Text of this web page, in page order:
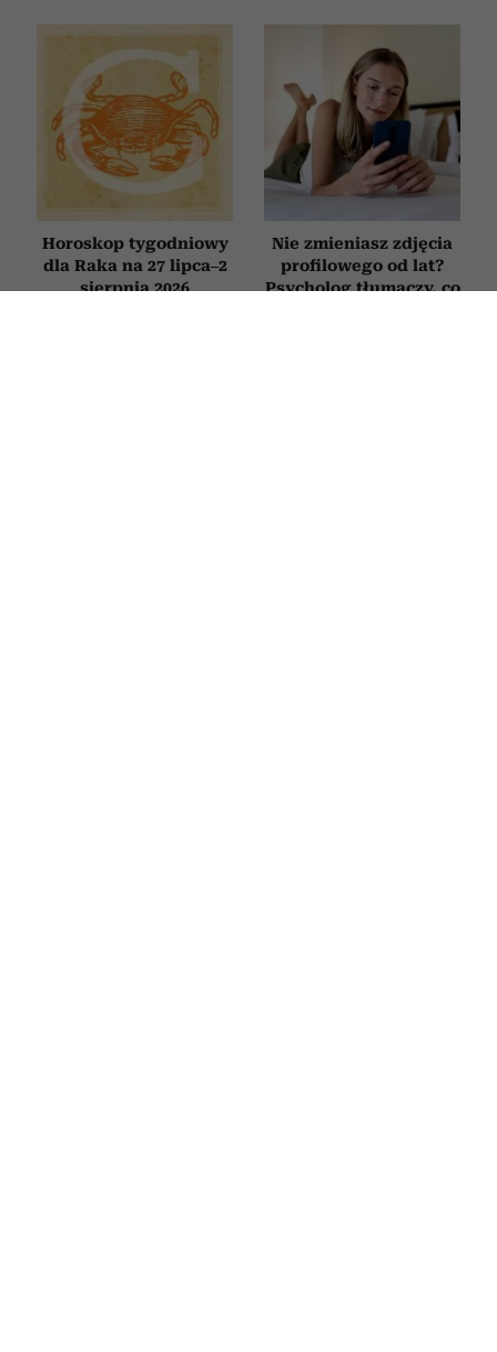
Horoskop tygodniowy
dla Raka na 27 lipca–2
sierpnia 2026
Nie zmieniasz zdjęcia
profilowego od lat?
Psycholog tłumaczy, co